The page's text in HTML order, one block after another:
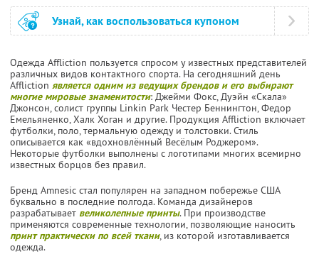
Узнай, как воспользоваться купоном
Одежда Affliction пользуется спросом у известных представителей
различных видов контактного спорта. На сегодняшний день
Affliction является одним из ведущих брендов и его выбирают
многие мировые знаменитости: Джейми Фокс, Дуэйн «Скала»
Джонсон, солист группы Linkin Park Честер Беннингтон, Федор
Емельяненко, Халк Хоган и другие. Продукция Affliction включает
футболки, поло, термальную одежду и толстовки. Стиль
описывается как «вдохновлённый Весёлым Роджером».
Некоторые футболки выполнены с логотипами многих всемирно
известных борцов без правил.
Бренд Amnesic стал популярен на западном побережье США
буквально в последние полгода. Команда дизайнеров
разрабатывает великолепные принты. При производстве
применяются современные технологии, позволяющие наносить
принт практически по всей ткани, из которой изготавливается
одежда.